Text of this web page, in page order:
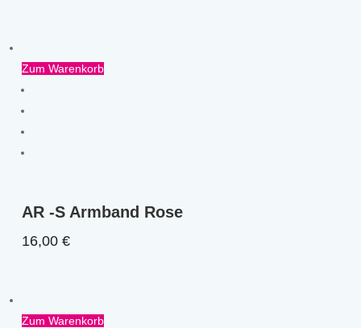
Zum Warenkorb
AR -S Armband Rose
16,00€
Zum Warenkorb